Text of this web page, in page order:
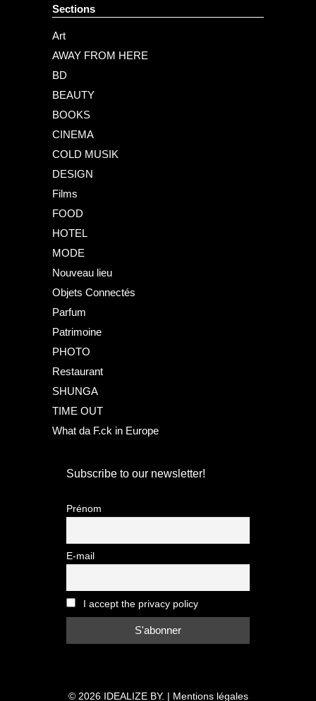
Sections
Art
AWAY FROM HERE
BD
BEAUTY
BOOKS
CINEMA
COLD MUSIK
DESIGN
Films
FOOD
HOTEL
MODE
Nouveau lieu
Objets Connectés
Parfum
Patrimoine
PHOTO
Restaurant
SHUNGA
TIME OUT
What da F.ck in Europe
Subscribe to our newsletter!
Prénom
E-mail
I accept the privacy policy
© 2026 IDEALIZE BY. | Mentions légales